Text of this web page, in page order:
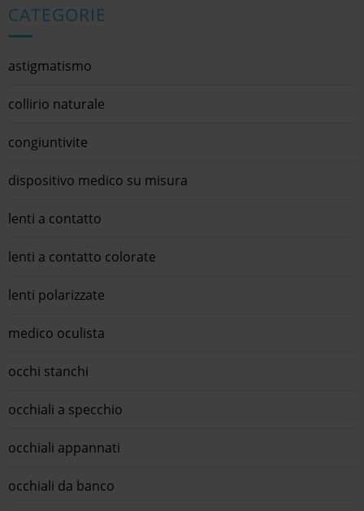
CATEGORIE
astigmatismo
collirio naturale
congiuntivite
dispositivo medico su misura
lenti a contatto
lenti a contatto colorate
lenti polarizzate
medico oculista
occhi stanchi
occhiali a specchio
occhiali appannati
occhiali da banco